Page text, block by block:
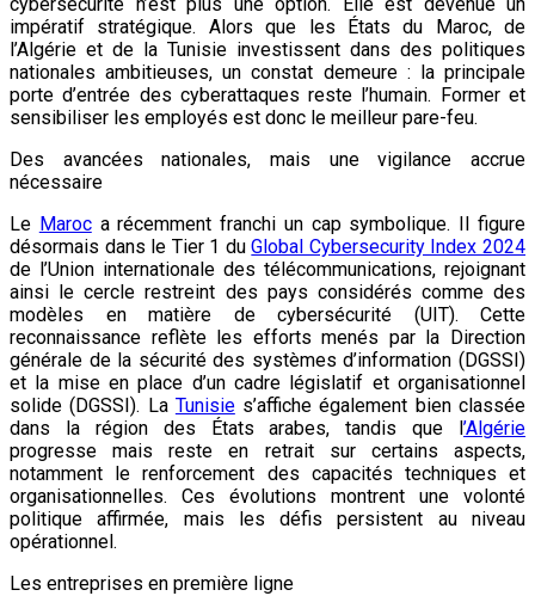
impératif stratégique. Alors que les États du Maroc, de
l’Algérie et de la Tunisie investissent dans des politiques
nationales ambitieuses, un constat demeure : la principale
porte d’entrée des cyberattaques reste l’humain. Former et
sensibiliser les employés est donc le meilleur pare-feu.
Des avancées nationales, mais une vigilance accrue
nécessaire
Le Maroca récemment franchi un cap symbolique. Il figure
désormais dans le Tier 1 duGlobal Cybersecurity Index 2024
de l’Union internationale des télécommunications, rejoignant
ainsi le cercle restreint des pays considérés comme des
modèles en matière de cybersécurité (UIT). Cette
reconnaissance reflète les efforts menés par la Direction
générale de la sécurité des systèmes d’information (DGSSI)
et la mise en place d’un cadre législatif et organisationnel
solide (DGSSI). La Tunisies’affiche également bien classée
dans la région des États arabes, tandis que l’Algérie
progresse mais reste en retrait sur certains aspects,
notamment le renforcement des capacités techniques et
organisationnelles. Ces évolutions montrent une volonté
politique affirmée, mais les défis persistent au niveau
opérationnel.
Les entreprises en première ligne